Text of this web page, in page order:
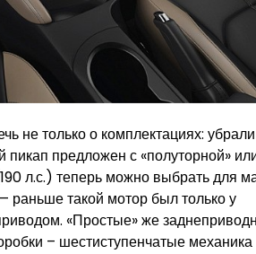
не только о комплектациях:
предложен с «полуторной»
л.с.) теперь можно выбрать для
такой мотор был только у
«Простые» же
– шестиступенчатые